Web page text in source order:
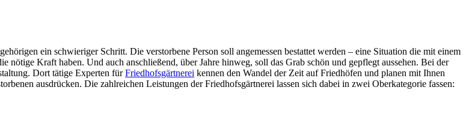
ein schwieriger Schritt. Die verstorbene Person soll angemessen bestattet werden – eine Situation die mit einem
Kraft haben. Und auch anschließend, über Jahre hinweg, soll das Grab schön und gepflegt aussehen. Bei der
Dort tätige Experten fürFriedhofsgärtnerei kennen den Wandel der Zeit auf Friedhöfen und planen mit Ihnen
ausdrücken. Die zahlreichen Leistungen der Friedhofsgärtnerei lassen sich dabei in zwei Oberkategorie fassen: